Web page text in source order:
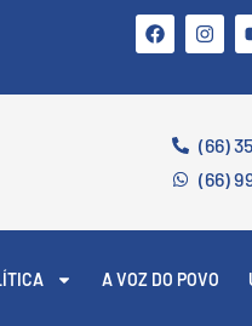
(66)
(66)
A VOZ DO POVO